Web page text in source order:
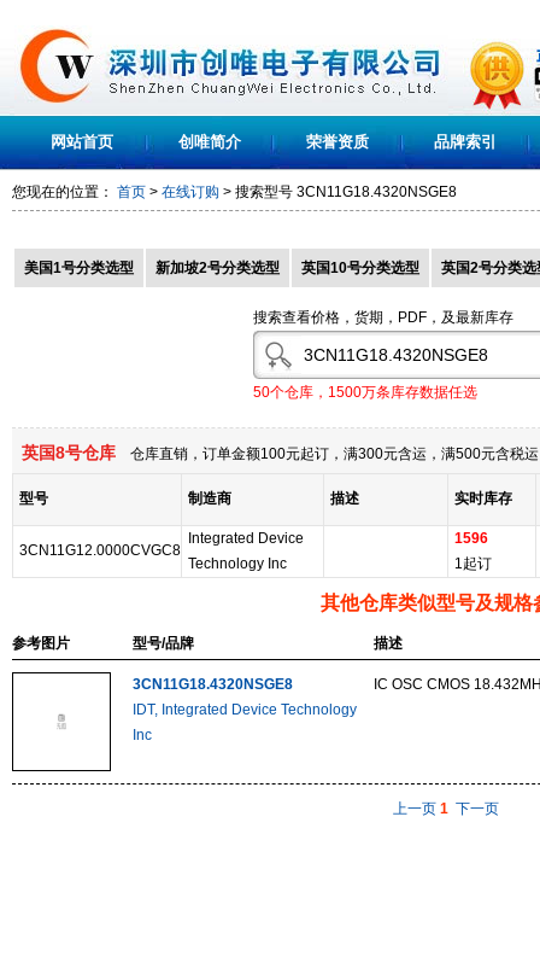
网站首页 创唯简介 荣誉资质 品牌索引
您现在的位置： 首页 > 在线订购 > 搜索型号 3CN11G18.4320NSGE8
美国1号分类选型 新加坡2号分类选型 英国10号分类选型 英国2号分类选
搜索查看价格，货期，PDF，及最新库存
50个仓库，1500万条库存数据任选
英国8号仓库 仓库直销，订单金额100元起订，满300元含运，满500元含税
型号 制造商 描述 实时库存
3CN11G12.0000CVGC8
Integrated Device
Technology Inc
1596
1起订
其他仓库类似型号及规格
参考图片 型号/品牌 描述
3CN11G18.4320NSGE8
IDT, Integrated Device Technology
Inc
IC OSC CMOS
上一页 1 下一页